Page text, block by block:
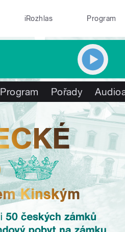
iRozhlas Program
Program Pořady